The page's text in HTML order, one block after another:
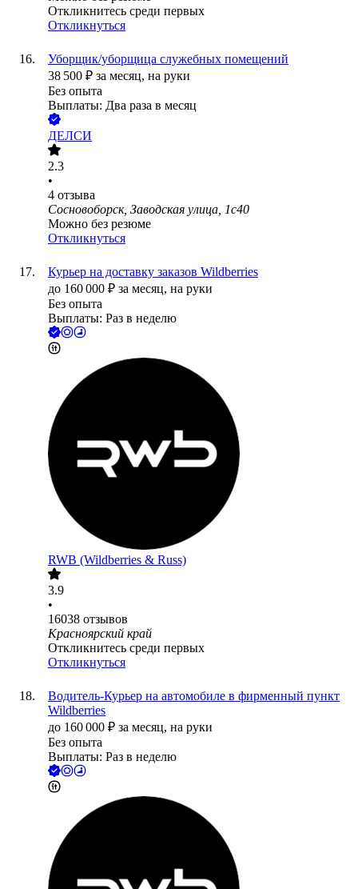
Откликнитесь среди первых
Откликнуться
Уборщик/уборщица служебных помещений
38 500 ₽ за месяц, на руки
Без опыта
Выплаты: Два раза в месяц
ДЕЛСИ
2.3
•
4 отзыва
Сосновоборск, Заводская улица, 1с40
Можно без резюме
Откликнуться
Курьер на доставку заказов Wildberries
до 160 000 ₽ за месяц, на руки
Без опыта
Выплаты: Раз в неделю
RWB (Wildberries & Russ)
3.9
•
16038 отзывов
Красноярский край
Откликнитесь среди первых
Откликнуться
Водитель-Курьер на автомобиле в фирменный пункт
Wildberries
до 160 000 ₽ за месяц, на руки
Без опыта
Выплаты: Раз в неделю